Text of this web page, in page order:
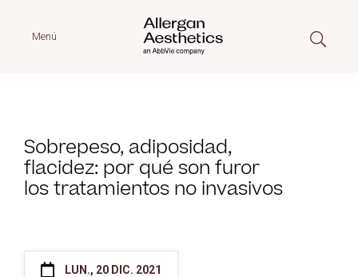
Menú
Sobrepeso, adiposidad,
flacidez: por qué son furor
los tratamientos no invasivos
LUN., 20 DIC. 2021